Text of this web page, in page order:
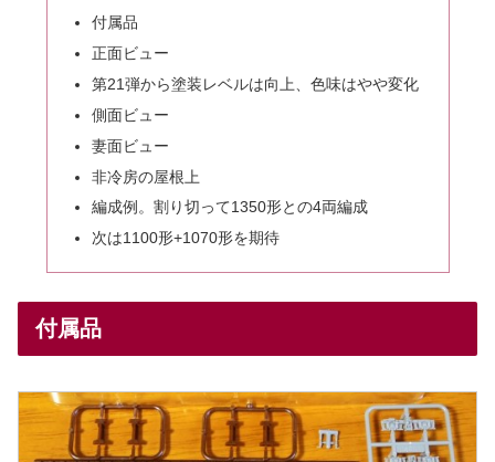
付属品
正面ビュー
第21弾から塗装レベルは向上、色味はやや変化
側面ビュー
妻面ビュー
非冷房の屋根上
編成例。割り切って1350形との4両編成
次は1100形+1070形を期待
付属品